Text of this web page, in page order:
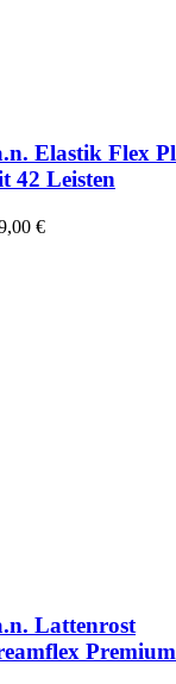
Elastik Flex
42 Leisten
€
Lattenrost
Premium